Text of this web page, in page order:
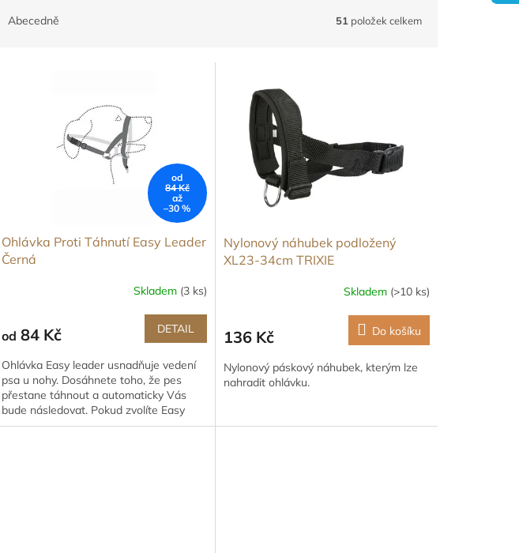
Abecedně 51 položek celkem
od
84 Kč
až
–30 %
Ohlávka Proti Táhnutí Easy Leader
Černá
Skladem (3 ks)
od 84 Kč DETAIL
Ohlávka Easy leader usnadňuje vedení
psa u nohy. Dosáhnete toho, že pes
přestane táhnout a automaticky Vás
bude následovat. Pokud zvolíte Easy
Leader, nemusíte již používat...
Nylonový náhubek podložený
XL23-34cm TRIXIE
Skladem (>10 ks)
136 Kč Do košíku
Nylonový páskový náhubek, kterým lze
nahradit ohlávku.